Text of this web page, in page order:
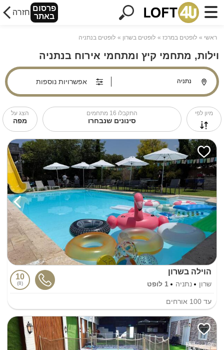
פרסום
באתר חזרה
ראשי לופטים במרכז לופטים בשרון לופטים בנתניה
וילות, מתחמי קיץ ומתחמי אירוח בנתניה
אפשרויות נוספות
מיון לפי התקבלו 16 מתחמים
סינונים שנבחרו
הצג על
מפה
הוילה בשרון
שרון נתניה 1 לופט
10
8
עד 100 אורחים